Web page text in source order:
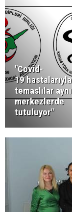
"Covid-
19
temaslılar aynı
merkezlerde
tutuluyor"